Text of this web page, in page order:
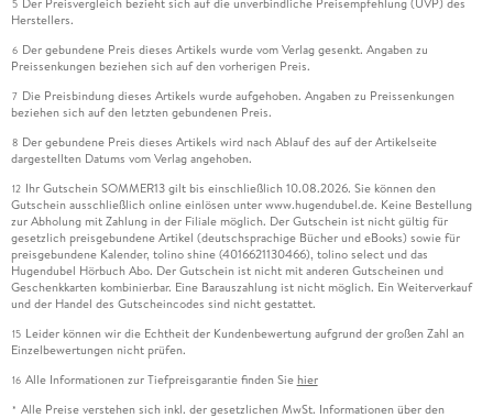
5 Der Preisvergleich bezieht sich auf die unverbindliche Preisempfehlung (UVP) des
Herstellers.
6 Der gebundene Preis dieses Artikels wurde vom Verlag gesenkt. Angaben zu
Preissenkungen beziehen sich auf den vorherigen Preis.
7 Die Preisbindung dieses Artikels wurde aufgehoben. Angaben zu Preissenkungen
beziehen sich auf den letzten gebundenen Preis.
8 Der gebundene Preis dieses Artikels wird nach Ablauf des auf der Artikelseite
dargestellten Datums vom Verlag angehoben.
12 Ihr Gutschein SOMMER13 gilt bis einschließlich 10.08.2026. Sie können den
Gutschein ausschließlich online einlösen unter www.hugendubel.de. Keine Bestellung
zur Abholung mit Zahlung in der Filiale möglich. Der Gutschein ist nicht gültig für
gesetzlich preisgebundene Artikel (deutschsprachige Bücher und eBooks) sowie für
preisgebundene Kalender, tolino shine (4016621130466), tolino select und das
Hugendubel Hörbuch Abo. Der Gutschein ist nicht mit anderen Gutscheinen und
Geschenkkarten kombinierbar. Eine Barauszahlung ist nicht möglich. Ein Weiterverkauf
und der Handel des Gutscheincodes sind nicht gestattet.
15 Leider können wir die Echtheit der Kundenbewertung aufgrund der großen Zahl an
Einzelbewertungen nicht prüfen.
16 Alle Informationen zur Tiefpreisgarantie finden Sie hier
* Alle Preise verstehen sich inkl. der gesetzlichen MwSt. Informationen über den